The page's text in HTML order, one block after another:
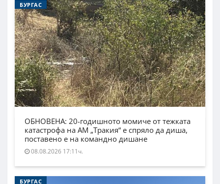
БУРГАС
ОБНОВЕНА: 20-годишното момиче от тежката
катастрофа на АМ „Тракия“ е спряло да диша,
поставено е на командно дишане
08.08.2026 17:11ч.
БУРГАС